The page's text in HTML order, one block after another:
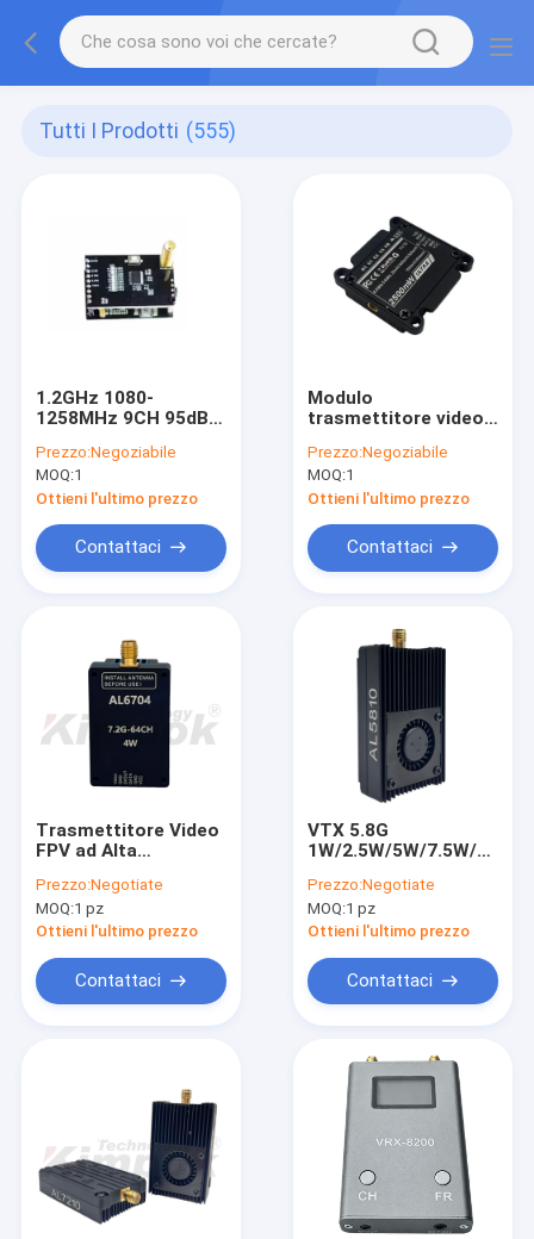
Tutti I Prodotti (555)
1.2GHz 1080-
1258MHz 9CH 95dBm
video wireless ad alta
sensibilità
Prezzo:Negoziabile
MOQ:1
Ottieni l'ultimo prezzo
Contattaci
Modulo
trasmettitore video
64CH ad alta
potenza 4884-
6005MHz
Prezzo:Negoziabile
MOQ:1
Ottieni l'ultimo prezzo
Contattaci
Trasmettitore Video
FPV ad Alta
VTX 64 Canali per
Trasmissione
Immagini Drone
Prezzo:Negotiate
MOQ:1 pz
Ottieni l'ultimo prezzo
Contattaci
VTX 5.8G
1W/2.5W/5W/7.5W/10W
VTX 5.8Ghz 80CH per
drone RC
trasmettitore AV
Prezzo:Negotiate
MOQ:1 pz
Ottieni l'ultimo prezzo
Contattaci